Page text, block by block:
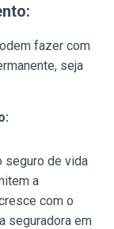
fazer com
seja
seguro de vida
a
com o
seguradora em